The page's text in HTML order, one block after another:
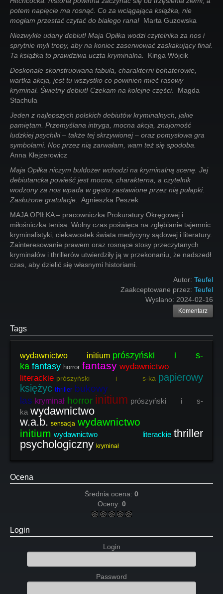
potem napięcie ma rosnąć. Co za wciągająca książka, nie
mogłam przestać czytać do białego rana! Marta Guzowska
Niezwykle udany debiut! Maja Opiłka wodzi czytelnika za nos i
sprytnie myli tropy, aby na koniec zaserwować zaskakujący finał.
Ta książka to prawdziwa uczta kryminalna.
Kinga Wójcik
Doskonale skonstruowana fabuła, charakterni bohaterowie,
wartka akcja, jest tu wszystko co powinien mieć rasowy
kryminał. Świetny debiut! Czekam na kolejne części. Magda
Stachula
Jeden z najlepszych polskich debiutów kryminalnych, jakie
pamiętam. Przemyślana intryga, mocna akcja, znajomość
ludzkiej psychiki – także tej skrzywionej – oraz pomysłowa gra
symbolami. Noc przez nią zarwałam, wam też się spodoba.
Anna Klejzerowicz
Maja Opiłka niczym buldożer wchodzi na kryminalną scenę. Jej
debiutancka powieść jest mocna, charakterna, a czytelnik
wodzony za nos wpada w gęsto zastawione przez nią pułapki.
Zasłużone gratulacje.
Agnieszka Peszek
MAJA OPIŁKA – pracowniczka Prokuratury Okręgowej i
miłośniczka tenisa. Wolny czas poświęca na zgłębianie tajemnic
kryminalistyki, ciekawostek świata medycyny sądowej i literatury.
Zainteresowanie prawem oraz rosnące stosy przeczytanych
kryminałów i thrillerów utwierdziły ją w przekonaniu, że nadszedł
czas, aby dzielić się własnymi historiami.
Autor: Teufel
Zaakceptowane przez: Teufel
Wysłano: 2024-02-16
Komentarz
Tags
wydawnictwo initium prószyński i s-
ka fantasy horror fantasy wydawnictwo
literackie prószyński i s-ka papierowy
księżyc thriller bukowy
las kryminał horror initium prószyński i s-
ka wydawnictwo
w.a.b. sensacja wydawnictwo
initium wydawnictwo literackie thriller
psychologiczny kryminał
Ocena
Średnia ocena: 0
Oceny: 0
Login
Login
Password